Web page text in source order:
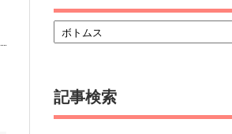
記事検索